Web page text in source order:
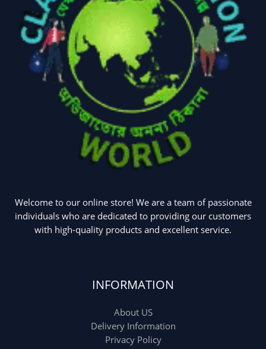
Welcome to our online store! We are a team of passionate
individuals who are dedicated to providing our customers
with high-quality products and excellent service.
INFORMATION
About US
Delivery Information
Privacy Policy